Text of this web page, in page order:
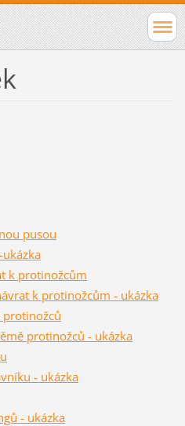
pusou
ukázka
k protinožcům
k protinožcům - ukázka
protinožců
protinožců - ukázka
- ukázka
- ukázka